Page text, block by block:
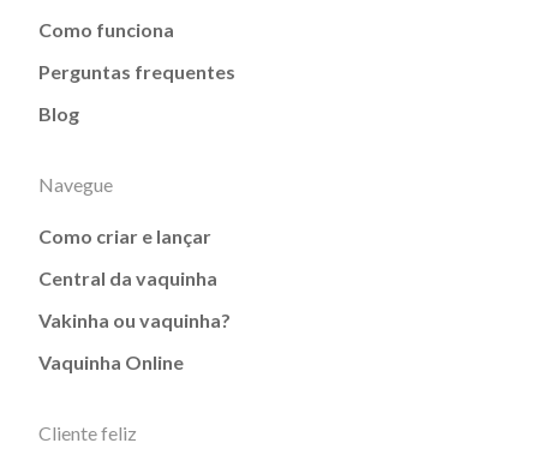
Como funciona
Perguntas frequentes
Blog
Navegue
Como criar e lançar
Central da vaquinha
Vakinha ou vaquinha?
Vaquinha Online
Cliente feliz